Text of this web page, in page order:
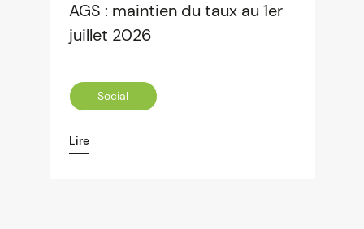
AGS : maintien du taux au 1er
juillet 2026
Social
Lire